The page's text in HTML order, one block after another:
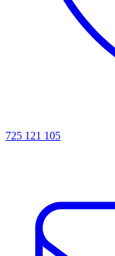
725 121 105